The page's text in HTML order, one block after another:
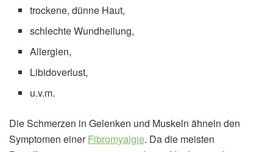
trockene, dünne Haut,
schlechte Wundheilung,
Allergien,
Libidoverlust,
u.v.m.
Die Schmerzen in Gelenken und Muskeln ähneln den
Symptomen einerFibromyalgie. Da die meisten